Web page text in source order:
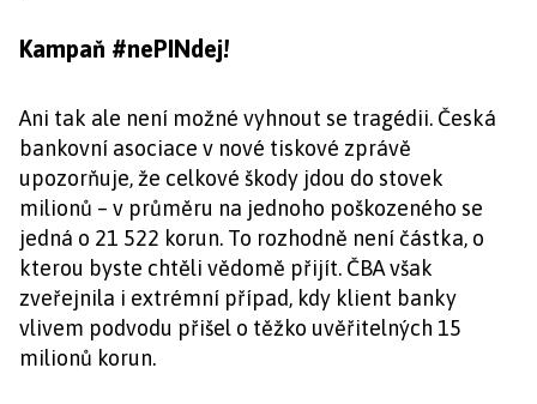
Kampaň #nePINdej!
Ani tak ale není možné vyhnout se tragédii. Česká
bankovní asociace v nové tiskové zprávě
upozorňuje, že celkové škody jdou do stovek
milionů – v průměru na jednoho poškozeného se
jedná o 21 522 korun. To rozhodně není částka, o
kterou byste chtěli vědomě přijít. ČBA však
zveřejnila i extrémní případ, kdy klient banky
vlivem podvodu přišel o těžko uvěřitelných 15
milionů korun.